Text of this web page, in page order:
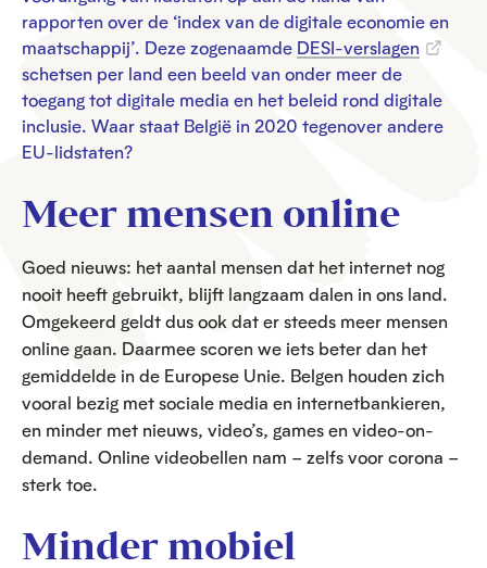
rapporten over de ‘index van de digitale economie en
maatschappij’. Deze zogenaamde DESI-verslagen
schetsen per land een beeld van onder meer de
toegang tot digitale media en het beleid rond digitale
inclusie. Waar staat België in 2020 tegenover andere
EU-lidstaten?
Meer mensen online
Goed nieuws: het aantal mensen dat het internet nog
nooit heeft gebruikt, blijft langzaam dalen in ons land.
Omgekeerd geldt dus ook dat er steeds meer mensen
online gaan. Daarmee scoren we iets beter dan het
gemiddelde in de Europese Unie. Belgen houden zich
vooral bezig met sociale media en internetbankieren,
en minder met nieuws, video’s, games en video-on-
demand. Online videobellen nam – zelfs voor corona –
sterk toe.
Minder mobiel